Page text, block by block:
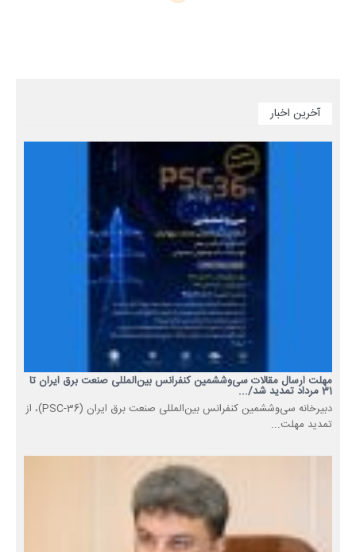
آخرین اخبار
مهلت ارسال مقالات سی‌وششمین کنفرانس بین‌المللی صنعت برق ایران تا
31 مرداد تمدید شد/...
دبیرخانه سی‌وششمین کنفرانس بین‌المللی صنعت برق ایران (PSC-36)، از
تمدید مهلت...